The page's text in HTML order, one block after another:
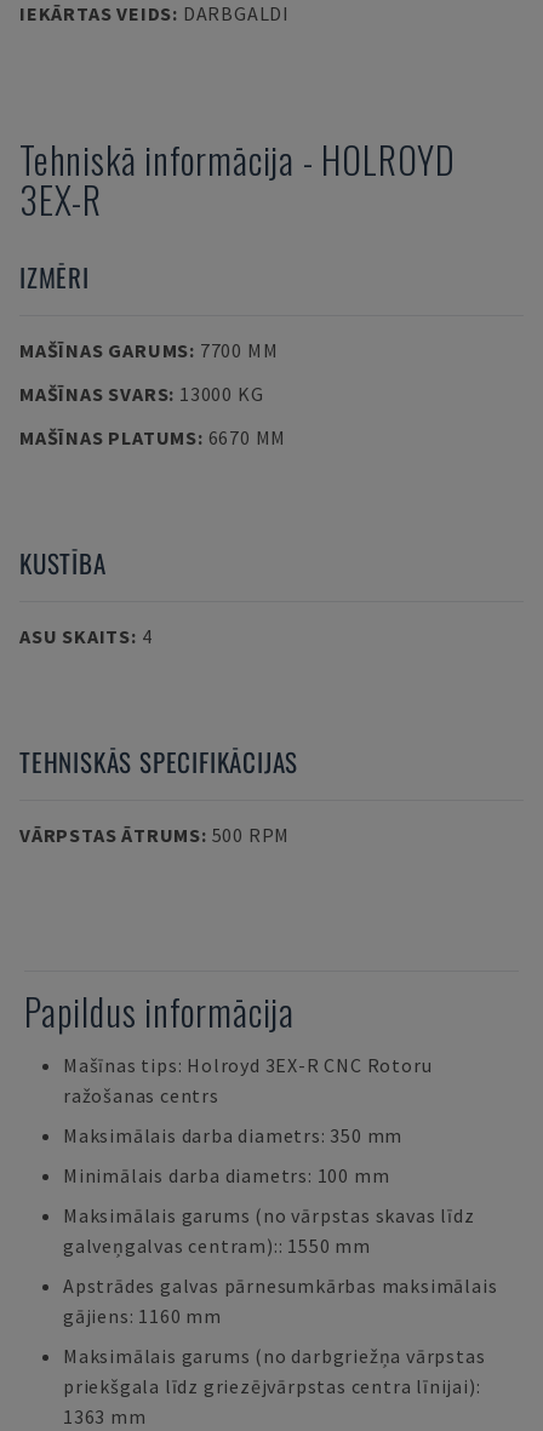
IEKĀRTAS VEIDS: DARBGALDI
Tehniskā informācija - HOLROYD
3EX-R
IZMĒRI
MAŠĪNAS GARUMS: 7700 MM
MAŠĪNAS SVARS: 13000 KG
MAŠĪNAS PLATUMS: 6670 MM
KUSTĪBA
ASU SKAITS: 4
TEHNISKĀS SPECIFIKĀCIJAS
VĀRPSTAS ĀTRUMS: 500 RPM
Papildus informācija
Mašīnas tips: Holroyd 3EX-R CNC Rotoru
ražošanas centrs
Maksimālais darba diametrs: 350 mm
Minimālais darba diametrs: 100 mm
Maksimālais garums (no vārpstas skavas līdz
galveņgalvas centram):: 1550 mm
Apstrādes galvas pārnesumkārbas maksimālais
gājiens: 1160 mm
Maksimālais garums (no darbgriežņa vārpstas
priekšgala līdz griezējvārpstas centra līnijai):
1363 mm